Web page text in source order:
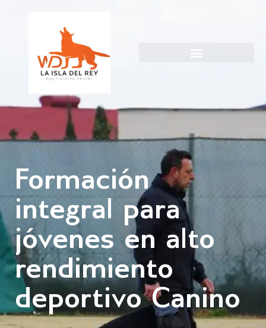
WD La Isla del Rey
Formación
integral para
jóvenes en alto
rendimiento
deportivo Canino